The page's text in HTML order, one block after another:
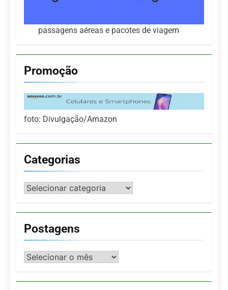
passagens aéreas e pacotes de viagem
Promoção
foto: Divulgação/Amazon
Categorias
Categorias
Postagens
Postagens